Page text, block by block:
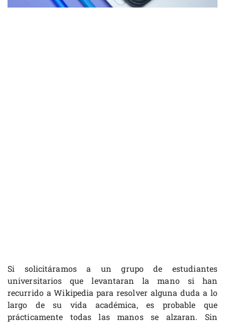
Si solicitáramos a un grupo de estudiantes
universitarios que levantaran la mano si han
recurrido a Wikipedia para resolver alguna duda a lo
largo de su vida académica, es probable que
prácticamente todas las manos se alzaran. Sin